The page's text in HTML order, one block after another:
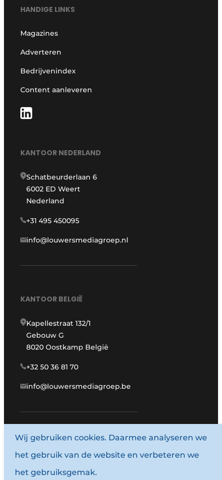
HANDIGE LINKS
Magazines
Adverteren
Bedrijvenindex
Content aanleveren
KANTOOR NEDERLAND
Schatbeurderlaan 6
6002 ED Weert
Nederland
+31 495 450095
info@louwersmediagroep.nl
KANTOOR BELGIË
Kapellestraat 132/1
Gebouw G
8020 Oostkamp België
+32 50 36 81 70
info@louwersmediagroep.be
www.louwersmediagroep.com
© 1987 - 2026 Louwersmediagroep.
Algemene voorwaarden
Wij gebruiken cookies. Daarmee analyseren we
het gebruik van de website en verbeteren we
het gebruiksgemak.